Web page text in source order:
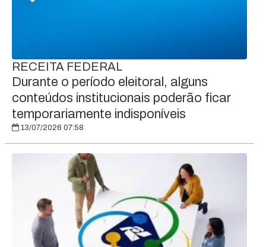
RECEITA FEDERAL
Durante o período eleitoral, alguns
conteúdos institucionais poderão ficar
temporariamente indisponíveis
13/07/2026 07:58